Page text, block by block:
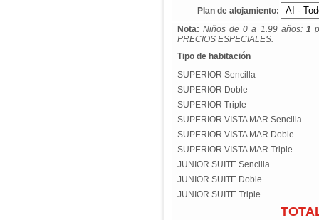
Plan de alojamiento:
Nota: Niños de 0 a 1.99 años: 1
PRECIOS ESPECIALES.
Tipo de habitación
SUPERIOR Sencilla
SUPERIOR Doble
SUPERIOR Triple
SUPERIOR VISTA MAR Sencilla
SUPERIOR VISTA MAR Doble
SUPERIOR VISTA MAR Triple
JUNIOR SUITE Sencilla
JUNIOR SUITE Doble
JUNIOR SUITE Triple